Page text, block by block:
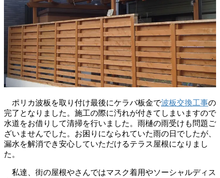
ポリカ波板を取り付け最後にケラバ板金で波板交換工事の
完了となりました。施工の際に汚れが付きてしまいますので
水道をお借りして清掃を行いました。雨樋の雨受けも問題ご
ざいませんでした。お困りになられていた雨の日でしたが、
漏水を解消でき安心していただけるテラス屋根になりまし
た。
私達、街の屋根やさんではマスク着用やソーシャルディス